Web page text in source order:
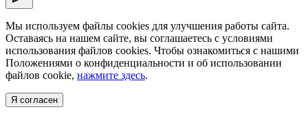
Мы используем файлы cookies для улучшения работы сайта.
Оставаясь на нашем сайте, вы соглашаетесь с условиями
использования файлов cookies. Чтобы ознакомиться с нашими
Положениями о конфиденциальности и об использовании
файлов cookie, нажмите здесь.
Я согласен